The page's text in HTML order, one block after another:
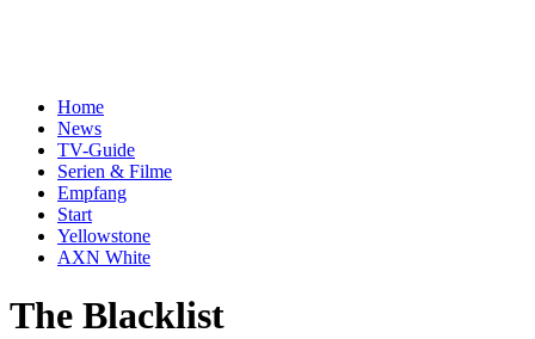
Home
News
TV-Guide
Serien & Filme
Empfang
Start
Yellowstone
AXN White
The Blacklist